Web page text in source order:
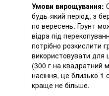
Умови вирощування:
будь-який період, з
по вересень. Грунт
відра під
потрібно розкислити
використовувати для
(300 г на квадратний
насіння, це близько
краще не більше.